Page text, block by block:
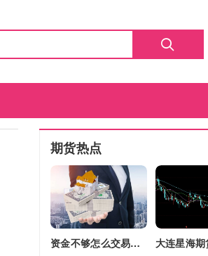
期货热点
资金不够怎么交易股指期货(资金不够怎么交易股指期货呢)